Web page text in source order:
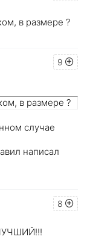
в размере ?
9
в размере ?
случае
написал
8